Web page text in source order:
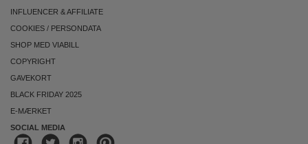
INFLUENCER & AFFILIATE
COOKIES / PERSONDATA
SHOP MED VIABILL
COPYRIGHT
GAVEKORT
BLACK FRIDAY 2025
E-MÆRKET
SOCIAL MEDIA